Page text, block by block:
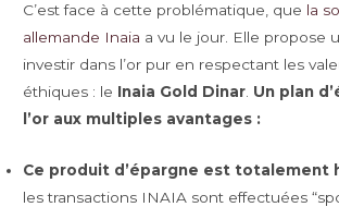
C’est face à cette problématique, que la
allemande Inaia a vu le jour. Elle propose
investir dans l’or pur en respectant les
éthiques : le Inaia Gold Dinar Un plan
l’or aux multiples avantages :
Ce produit d’épargne est totalement
les transactions INAIA sont effectuées